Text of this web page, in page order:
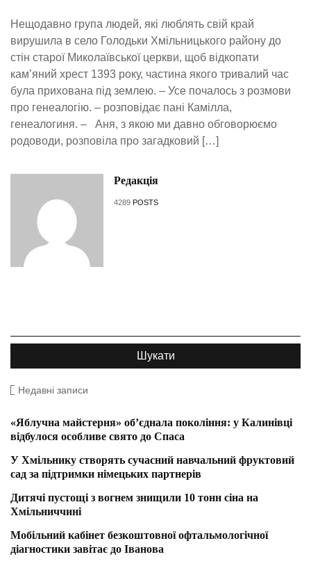
Нещодавно група людей, які люблять свій край
вирушила в село Голодьки Хмільницького району до
стін старої Миколаївської церкви, щоб відкопати
кам’яний хрест 1393 року, частина якого тривалий час
була прихована під землею. – Усе почалось з розмови
про генеалогію. – розповідає пані Камілла,
генеалогиня. – Аня, з якою ми давно обговорюємо
родоводи, розповіла про загадковий […]
Редакція
4289 POSTS
Недавні записи
«Яблучна майстерня» об’єднала покоління: у Калинівці
відбулося особливе свято до Спаса
У Хмільнику створять сучасний навчальний фруктовий
сад за підтримки німецьких партнерів
Дитячі пустощі з вогнем знищили 10 тонн сіна на
Хмільниччині
Мобільний кабінет безкоштовної офтальмологічної
діагностики завітає до Іванова